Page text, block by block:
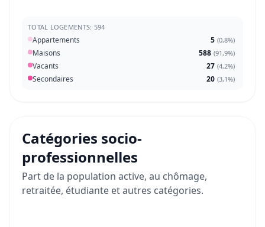
TOTAL LOGEMENTS: 594
Appartements 5 (0,8%)
Maisons 588 (91,9%)
Vacants 27 (4,2%)
Secondaires 20 (3,1%)
Catégories socio-
professionnelles
Part de la population active, au chômage,
retraitée, étudiante et autres catégories.